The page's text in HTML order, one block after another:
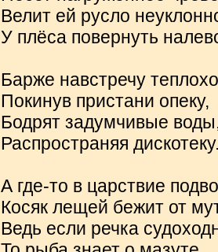
Велит ей русло
У плёса повернуть
Барже навстречу
Покинув пристани опеку,
Бодрят задумчивые
Распространяя
А где-то в царствие
Косяк лещей бежит от
Ведь если речка